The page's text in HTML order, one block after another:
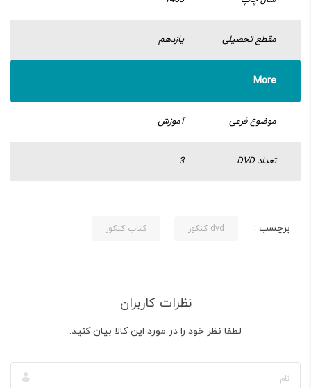
مقطع تحصیلی یازدهم
More
موضوع فرعی آموزش
تعداد DVD 3
برچسب : dvd کنکور کتاب کنکور
نظرات کاربران
لطفا نظر خود را در مورد این کالا بیان کنید.